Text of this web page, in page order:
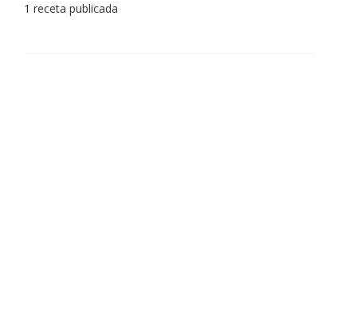
1 receta publicada